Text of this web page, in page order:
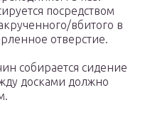
посредством
вбитого в
отверстие.
собирается сидение
досками должно